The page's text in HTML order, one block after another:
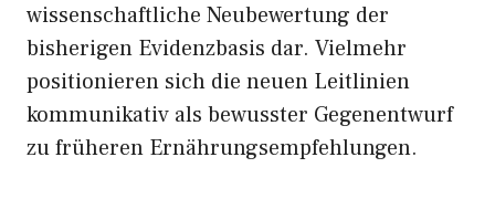
wissenschaftliche Neubewertung der
bisherigen Evidenzbasis dar. Vielmehr
positionieren sich die neuen Leitlinien
kommunikativ als bewusster Gegenentwurf
zu früheren Ernährungsempfehlungen.